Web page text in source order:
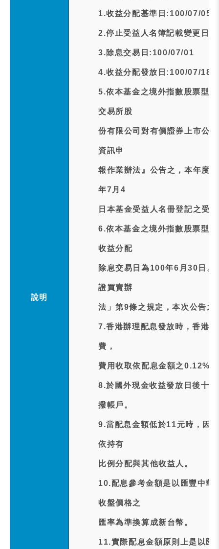
說明
1.收益分配基準日:100/07/05
2.停止受益人名簿記載變更日
3.除息交易日:100/07/01
4.收益分配發放日:100/07/18
5.依本基金之境外指數股票型
交易所股
份有限公司對有價證券上市公
資訊申
報作業辦法』公告之，本年度
年7月4
日本基金受益人名冊登記之受
6.依本基金之境外指數股票型
收益分配
除息交易日為100年6月30日。
證買賣辦
法」第9條之規定，本次公告
7.香港辦理配息發放時，香港
費，
費用收取依配息金額之0.12%
8.於國外現金收益發放日後十
撥帳戶。
9.當配息金額低於11元時，因
依持有
比例分配與其他收益人。
10.配息參考金額是以匯豐中
收盤價格之
匯率為準換算成新台幣。
11.實際配息金額原則上是以匯